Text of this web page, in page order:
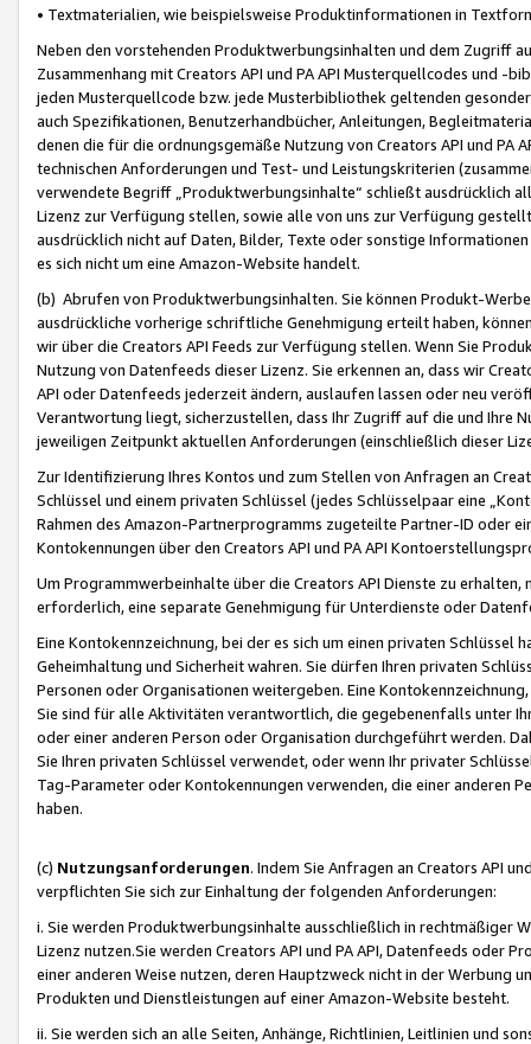
• Textmaterialien, wie beispielsweise Produktinformationen in
Neben den vorstehenden Produktwerbungsinhalten und dem Zugriff
Zusammenhang mit Creators API und PA API Musterquellcodes und
jeden Musterquellcode bzw. jede Musterbibliothek geltenden
auch Spezifikationen, Benutzerhandbücher, Anleitungen,
denen die für die ordnungsgemäße Nutzung von Creators API und PA
technischen Anforderungen und Test- und Leistungskriterien
verwendete Begriff „Produktwerbungsinhalte“ schließt ausdrücklich
Lizenz zur Verfügung stellen, sowie alle von uns zur Verfügung
ausdrücklich nicht auf Daten, Bilder, Texte oder sonstige
es sich nicht um eine Amazon-Website handelt.
(b) Abrufen von Produktwerbungsinhalten. Sie können Produkt-
ausdrückliche vorherige schriftliche Genehmigung erteilt haben,
wir über die Creators API Feeds zur Verfügung stellen. Wenn Sie
Nutzung von Datenfeeds dieser Lizenz. Sie erkennen an, dass wir
API oder Datenfeeds jederzeit ändern, auslaufen lassen oder neu
Verantwortung liegt, sicherzustellen, dass Ihr Zugriff auf die und Ihre
jeweiligen Zeitpunkt aktuellen Anforderungen (einschließlich dieser
Zur Identifizierung Ihres Kontos und zum Stellen von Anfragen an
Schlüssel und einem privaten Schlüssel (jedes Schlüsselpaar eine
Rahmen des Amazon-Partnerprogramms zugeteilte Partner-ID oder
Kontokennungen über den Creators API und PA API
Um Programmwerbeinhalte über die Creators API Dienste zu
erforderlich, eine separate Genehmigung für Unterdienste oder
Eine Kontokennzeichnung, bei der es sich um einen privaten
Geheimhaltung und Sicherheit wahren. Sie dürfen Ihren privaten
Personen oder Organisationen weitergeben. Eine
Sie sind für alle Aktivitäten verantwortlich, die gegebenenfalls unter
oder einer anderen Person oder Organisation durchgeführt werden.
Sie Ihren privaten Schlüssel verwendet, oder wenn Ihr privater
Tag-Parameter oder Kontokennungen verwenden, die einer anderen
haben.
(c) Nutzungsanforderungen. Indem Sie Anfragen an Creators API
verpflichten Sie sich zur Einhaltung der folgenden Anforderungen:
i. Sie werden Produktwerbungsinhalte ausschließlich in rechtmäßiger
Lizenz nutzen.Sie werden Creators API und PA API, Datenfeeds oder
einer anderen Weise nutzen, deren Hauptzweck nicht in der Werbung
Produkten und Dienstleistungen auf einer Amazon-Website besteht.
ii. Sie werden sich an alle Seiten, Anhänge, Richtlinien, Leitlinien und